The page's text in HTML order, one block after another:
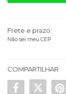
Frete e prazo:
Não sei meu CEP
COMPARTILHAR